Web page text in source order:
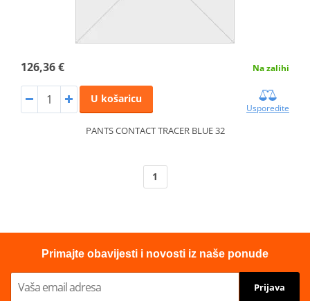
126,36 € Na zalihi
U košaricu
Usporedite
PANTS CONTACT TRACER BLUE 32
1
Primajte obavijesti i novosti iz naše ponude
Prijava